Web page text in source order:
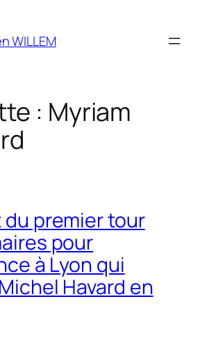
WILLEM
: Myriam
premier tour
pour
à Lyon qui
Havard en